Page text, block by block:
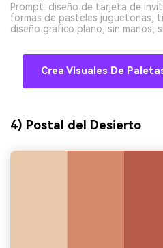
Prompt: diseño de tarjeta de
formas de pasteles juguetonas,
diseño gráfico plano, sin manos,
Crea Visuales De
4) Postal del Desierto